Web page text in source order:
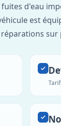
d'eau
est
sur